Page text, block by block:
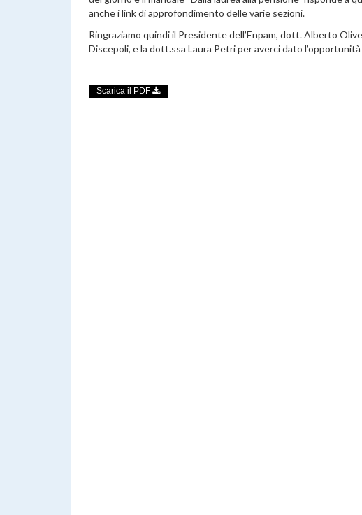
anche i link di approfondimento delle varie sezioni.
Ringraziamo quindi il Presidente dell’Enpam, dott. Alberto
Discepoli, e la dott.ssa Laura Petri per averci dato
Scarica il PDF